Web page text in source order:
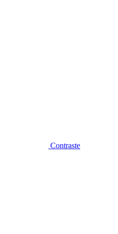
Contraste